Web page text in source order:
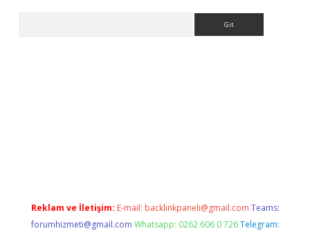
Reklam ve İletişim: E-mail: backlinkpaneli@gmail.com Teams:
forumhizmeti@gmail.com Whatsapp: 0262 606 0 726 Telegram: